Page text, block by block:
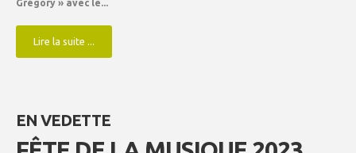
Grégory » avec le...
Lire la suite ...
EN VEDETTE